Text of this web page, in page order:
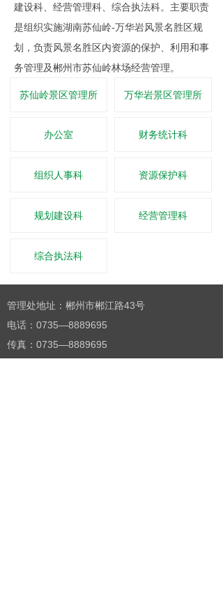
建设科、经营管理科、综合执法科。主要职责
是组织实施湖南苏仙岭-万华岩风景名胜区规
划，负责风景名胜区内资源的保护、利用和事
务管理及郴州市苏仙岭林场经营管理。
苏仙岭景区管理所 万华岩景区管理所
办公室 财务统计科
组织人事科 资源保护科
规划建设科 经营管理科
综合执法科
管理处地址：郴州市郴江路43号
电话：0735—8889695
传真：0735—8889695